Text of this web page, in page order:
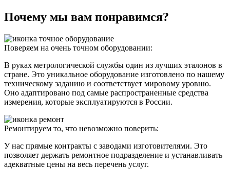
Почему мы вам понравимся?
Поверяем на очень точном оборудовании:
В руках метрологической службы один из лучших эталонов в
стране. Это уникальное оборудование изготовлено по нашему
техническому заданию и соответствует мировому уровню.
Оно адаптировано под самые распространенные средства
измерения, которые эксплуатируются в России.
Ремонтируем то, что невозможно поверить:
У нас прямые контракты с заводами изготовителями. Это
позволяет держать ремонтное подразделение и устанавливать
адекватные цены на весь перечень услуг.